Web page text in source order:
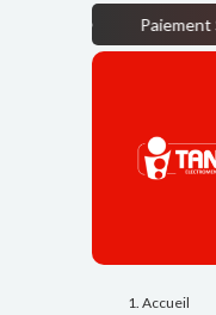
Paiement Sécurisé
Accueil